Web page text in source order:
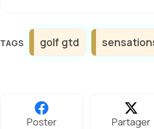
Étiquettes
golf gtd
Poster Partager